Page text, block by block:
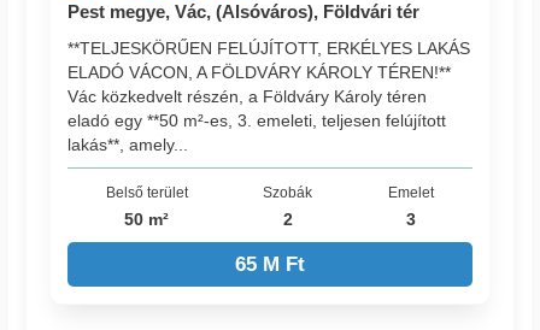
Pest megye, Vác, (Alsóváros), Földvári tér
**TELJESKÖRŰEN FELÚJÍTOTT, ERKÉLYES LAKÁS
ELADÓ VÁCON, A FÖLDVÁRY KÁROLY TÉREN!**
Vác közkedvelt részén, a Földváry Károly téren
eladó egy **50 m²-es, 3. emeleti, teljesen felújított
lakás**, amely...
Belső terület
50 m²
Szobák
2
Emelet
3
65 M Ft